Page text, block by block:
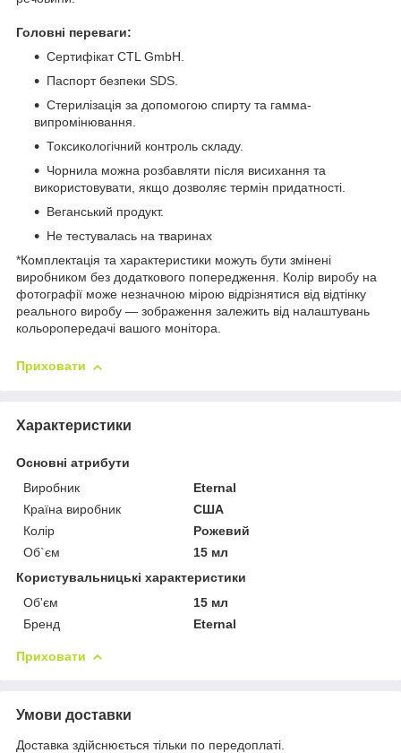
Головні переваги:
Сертифікат CTL GmbH.
Паспорт безпеки SDS.
Стерилізація за допомогою спирту та гамма-
випромінювання.
Токсикологічний контроль складу.
Чорнила можна розбавляти після висихання та
використовувати, якщо дозволяє термін придатності.
Веганський продукт.
Не тестувалась на тваринах
*Комплектація та характеристики можуть бути змінені
виробником без додаткового попередження. Колір виробу на
фотографії може незначною мірою відрізнятися від відтінку
реального виробу — зображення залежить від налаштувань
кольоропередачі вашого монітора.
Приховати
Характеристики
Основні атрибути
Виробник
Eternal
Країна виробник
США
Колір
Рожевий
Об`єм
15 мл
Користувальницькі характеристики
Об'єм
15 мл
Бренд
Eternal
Приховати
Умови доставки
Доставка здійснюється тільки по передоплаті.